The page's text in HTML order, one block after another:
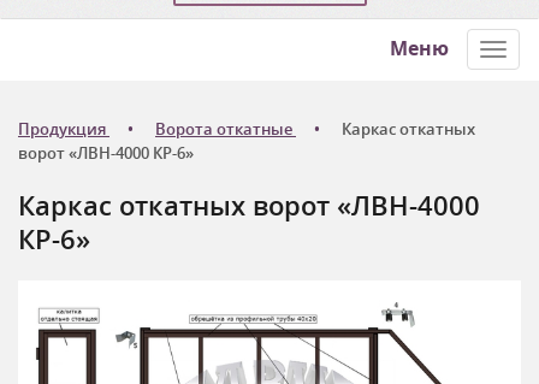
Меню
Продукция Ворота откатные
Каркас откатных
ворот «ЛВН-4000 КР-6»
Каркас откатных ворот «ЛВН-4000
КР-6»